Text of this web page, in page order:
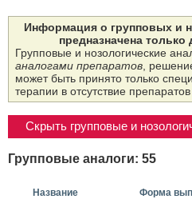
Информация о групповых и
предназначена только
Групповые и нозологические
аналогами препаратов ,
может быть принято только
терапии в отсутствие
Скрыть групповые и
Групповые аналоги: 55
Название Форма